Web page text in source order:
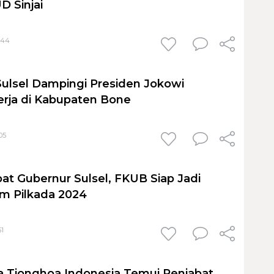
Sinjai
Dampingi Presiden Jokowi
di Kabupaten Bone
Gubernur Sulsel, FKUB Siap Jadi
Pilkada 2024